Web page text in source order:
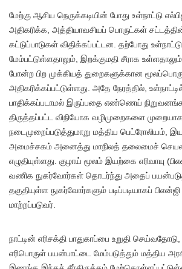
மேற்கு ஆசிய நெருக்கடியின் போது உள்நாட்டு
அதிகரிக்க, அத்தியாவசியப் பொருட்கள்
கட்டுப்பாடுகள் விதிக்கப்பட்டன. தற்போது உள்நாட்டு
மேம்பட்டுள்ளதாலும், இறக்குமதி சீராக
போன்ற பிற முக்கியத் துறைகளுக்கான
அதிகரிக்கப்பட்டுள்ளது. அதே நேரத்தில்,
பாதிக்கப்படாமல் இருப்பதை எண்ணெய்
திருத்தப்பட்ட விநியோக வழிமுறைகளை முறையாக
நடைமுறைப்படுத்துமாறு மத்திய பெட்ரோலியம்,
அமைச்சகம் அனைத்து மாநிலத் தலைமைச்
எழுதியுள்ளது. குழாய் மூலம் இயற்கை எரிவாயு
வணிக நுகர்வோர்கள் தொடர்ந்து அதைப்
தகுதியுள்ள நுகர்வோர்களும் படிப்படியாகப்
மாற்றப்படுவர்.
நாட்டின் எரிசக்தி பாதுகாப்பை உறுதி
எரிபொருள் பயன்பாட்டை மேம்படுத்தும் மத்திய